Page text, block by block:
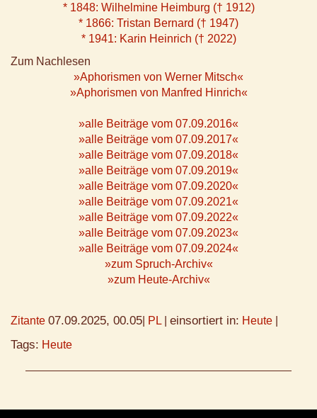
* 1848: Wilhelmine Heimburg († 1912)
* 1866: Tristan Bernard († 1947)
* 1941: Karin Heinrich († 2022)
Zum Nachlesen
»Aphorismen von Werner Mitsch«
»Aphorismen von Manfred Hinrich«
»alle Beiträge vom 07.09.2016«
»alle Beiträge vom 07.09.2017«
»alle Beiträge vom 07.09.2018«
»alle Beiträge vom 07.09.2019«
»alle Beiträge vom 07.09.2020«
»alle Beiträge vom 07.09.2021«
»alle Beiträge vom 07.09.2022«
»alle Beiträge vom 07.09.2023«
»alle Beiträge vom 07.09.2024«
»zum Spruch-Archiv«
»zum Heute-Archiv«
Zitante 07.09.2025, 00.05 PL einsortiert in: Heute
Tags: Heute